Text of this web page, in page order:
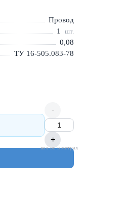
Провод
1 шт.
0,08
ТУ 16-505.083-78
-
+
кол-во в метрах